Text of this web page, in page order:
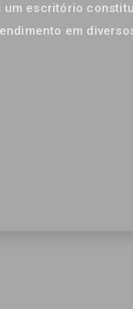
escritório
em